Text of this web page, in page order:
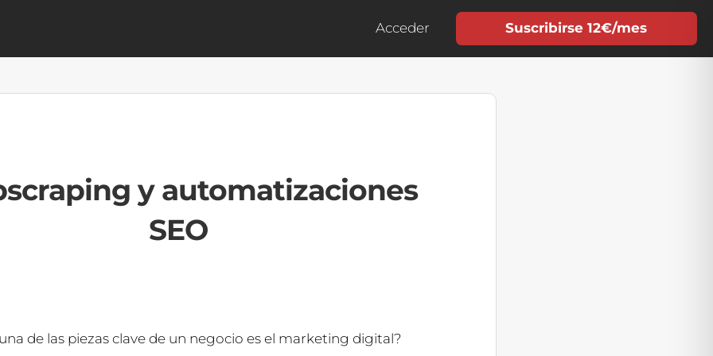
Acceder Suscribirse 12€/mes
y automatizaciones
SEO
de las piezas clave de un negocio es el marketing digital?